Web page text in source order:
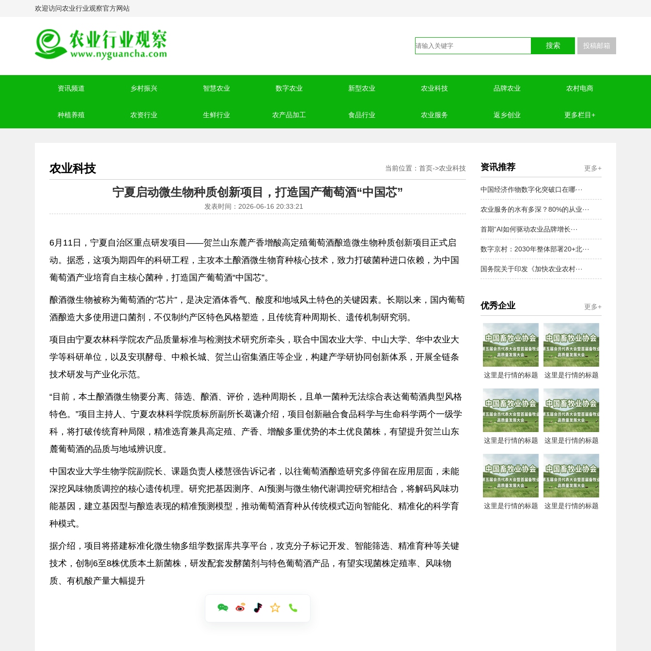
欢迎访问农业行业观察官方网站
搜索 投稿邮箱
资讯频道 乡村振兴 智慧农业 数字农业 新型农业 农业科技 品牌农业 农村电商
种植养殖 农资行业 生鲜行业 农产品加工 食品行业 农业服务 返乡创业 更多栏目+
农业科技 当前位置： 首页->农业科技
宁夏启动微生物种质创新项目，打造国产葡萄酒“中国芯”
发表时间：2026-06-16 20:33:21
6月11日，宁夏自治区重点研发项目——贺兰山东麓产香增酸高定殖葡萄酒酿造微生物种质创新项目正式启
动。据悉，这项为期四年的科研工程，主攻本土酿酒微生物育种核心技术，致力打破菌种进口依赖，为中国
葡萄酒产业培育自主核心菌种，打造国产葡萄酒“中国芯”。
酿酒微生物被称为葡萄酒的“芯片”，是决定酒体香气、酸度和地域风土特色的关键因素。长期以来，国内葡萄
酒酿造大多使用进口菌剂，不仅制约产区特色风格塑造，且传统育种周期长、遗传机制研究弱。
项目由宁夏农林科学院农产品质量标准与检测技术研究所牵头，联合中国农业大学、中山大学、华中农业大
学等科研单位，以及安琪酵母、中粮长城、贺兰山宿集酒庄等企业，构建产学研协同创新体系，开展全链条
技术研发与产业化示范。
“目前，本土酿酒微生物要分离、筛选、酿酒、评价，选种周期长，且单一菌种无法综合表达葡萄酒典型风格
特色。”项目主持人、宁夏农林科学院质标所副所长葛谦介绍，项目创新融合食品科学与生命科学两个一级学
科，将打破传统育种局限，精准选育兼具高定殖、产香、增酸多重优势的本土优良菌株，有望提升贺兰山东
麓葡萄酒的品质与地域辨识度。
中国农业大学生物学院副院长、课题负责人楼慧强告诉记者，以往葡萄酒酿造研究多停留在应用层面，未能
深挖风味物质调控的核心遗传机理。研究把基因测序、AI预测与微生物代谢调控研究相结合，将解码风味功
能基因，建立基因型与酿造表现的精准预测模型，推动葡萄酒育种从传统模式迈向智能化、精准化的科学育
种模式。
据介绍，项目将搭建标准化微生物多组学数据库共享平台，攻克分子标记开发、智能筛选、精准育种等关键
技术，创制6至8株优质本土新菌株，研发配套发酵菌剂与特色葡萄酒产品，有望实现菌株定殖率、风味物
质、有机酸产量大幅提升
资讯推荐 更多+
中国经济作物数字化突破口在哪···
农业服务的水有多深？80%的从业···
首期“AI如何驱动农业品牌增长···
数字京村：2030年整体部署20+北···
国务院关于印发《加快农业农村···
优秀企业 更多+
这里是行情的标题 这里是行情的标题
这里是行情的标题 这里是行情的标题
这里是行情的标题 这里是行情的标题